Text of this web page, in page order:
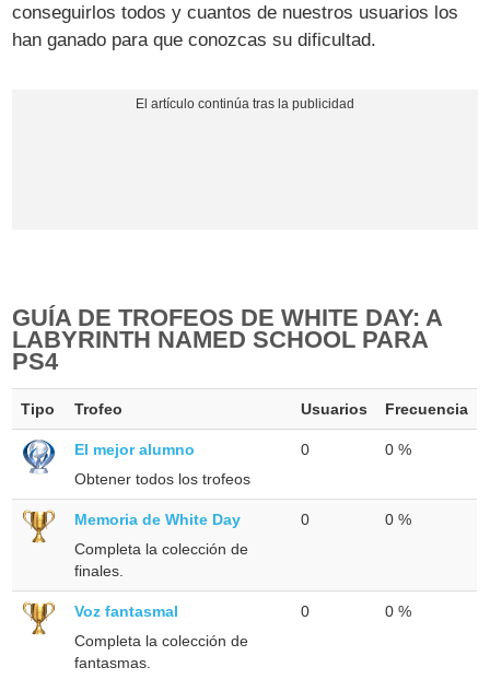
conseguirlos todos y cuantos de nuestros usuarios los
han ganado para que conozcas su dificultad.
GUÍA DE TROFEOS DE WHITE DAY: A
LABYRINTH NAMED SCHOOL PARA
PS4
Tipo Trofeo Usuarios Frecuencia
El mejor alumno
Obtener todos los trofeos
0 0 %
Memoria de White Day
Completa la colección de
finales.
0 0 %
Voz fantasmal
Completa la colección de
fantasmas.
0 0 %